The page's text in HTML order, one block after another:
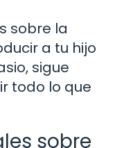
sobre la
a tu hijo
sigue
todo lo que
sobre